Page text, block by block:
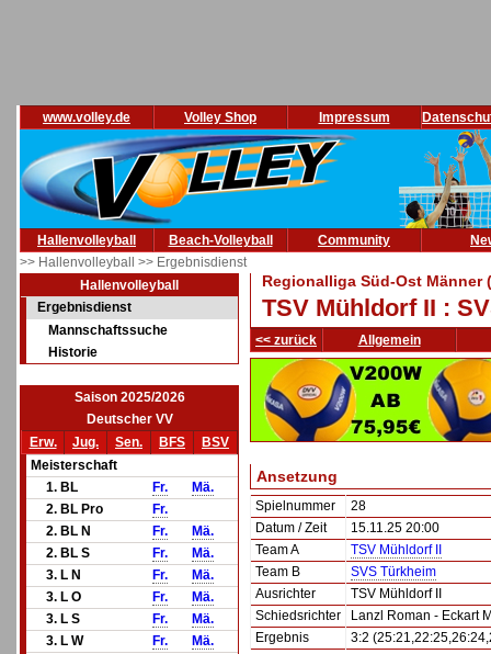
www.volley.de Volley Shop Impressum
Hallenvolleyball Beach-Volleyball Community
>> Hallenvolleyball >> Ergebnisdienst
Hallenvolleyball
Ergebnisdienst
Mannschaftssuche
Historie
Saison 2025/2026
Deutscher VV
Erw.
Jug. Sen. BFS
BSV
Meisterschaft
1. BL
Fr.
Mä.
2. BL Pro
Fr.
2. BL N
Fr.
Mä.
2. BL S
Fr.
Mä.
3. L N
Fr.
Mä.
3. L O
Fr.
Mä.
3. L S
Fr.
Mä.
3. L W
Fr.
Mä.
Regionalliga Süd-Ost Männer
TSV Mühldorf II :
<< zurück Allgemein
Ansetzung
Spielnummer
28
Datum / Zeit
15.11.25 20:00
Team A
TSV Mühldorf II
Team B
SVS Türkheim
Ausrichter
TSV Mühldorf II
Schiedsrichter
Lanzl Roman - Eckart
Ergebnis
3:2